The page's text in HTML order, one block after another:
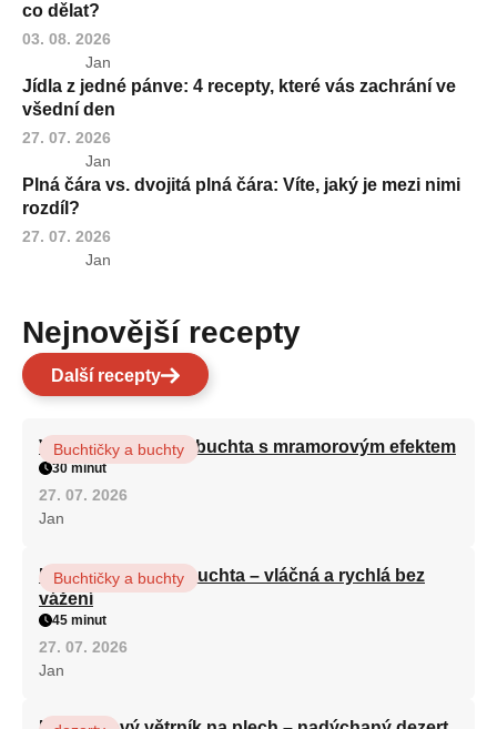
co dělat?
03. 08. 2026
Jan
Jídla z jedné pánve: 4 recepty, které vás zachrání ve
všední den
27. 07. 2026
Jan
Plná čára vs. dvojitá plná čára: Víte, jaký je mezi nimi
rozdíl?
27. 07. 2026
Jan
Nejnovější recepty
Další recepty
Vláčná olejová litá buchta s mramorovým efektem
Buchtičky a buchty
30 minut
27. 07. 2026
Jan
Hrnková maková buchta – vláčná a rychlá bez
vážení
Buchtičky a buchty
45 minut
27. 07. 2026
Jan